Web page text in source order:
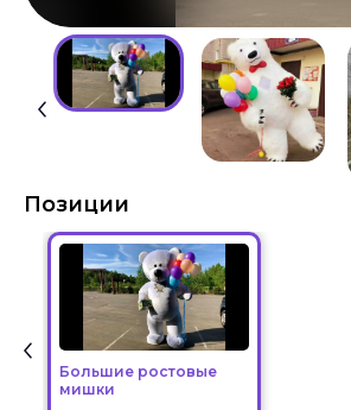
Позиции
Большие ростовые
мишки